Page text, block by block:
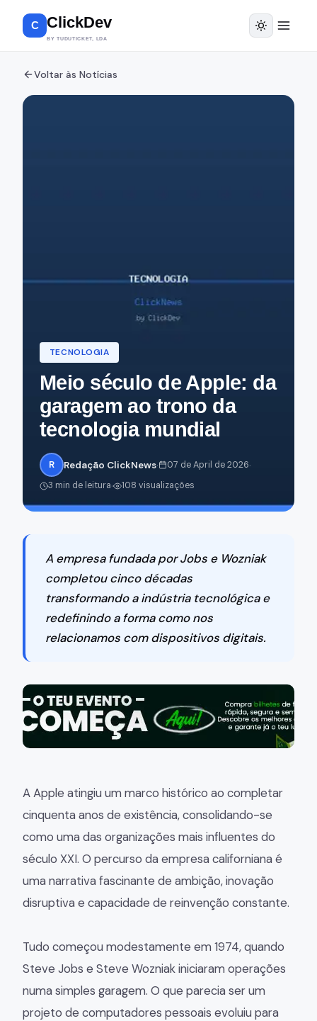
C ClickDev
BY TUDUTICKET, LDA
Voltar às Notícias
TECNOLOGIA
Meio século de Apple: da
garagem ao trono da
tecnologia mundial
R Redação ClickNews· 07 de April de 2026·
3 min de leitura· 108 visualizações
A empresa fundada por Jobs e Wozniak
completou cinco décadas
transformando a indústria tecnológica e
redefinindo a forma como nos
relacionamos com dispositivos digitais.
A Apple atingiu um marco histórico ao completar
cinquenta anos de existência, consolidando-se
como uma das organizações mais influentes do
século XXI. O percurso da empresa californiana é
uma narrativa fascinante de ambição, inovação
disruptiva e capacidade de reinvenção constante.
Tudo começou modestamente em 1974, quando
Steve Jobs e Steve Wozniak iniciaram operações
numa simples garagem. O que parecia ser um
projeto de computadores pessoais evoluiu para